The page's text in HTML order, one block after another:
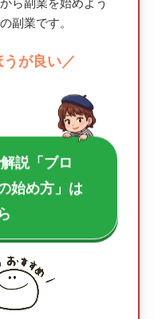
副業です。
が良い／
説「ブロ
始め方」は